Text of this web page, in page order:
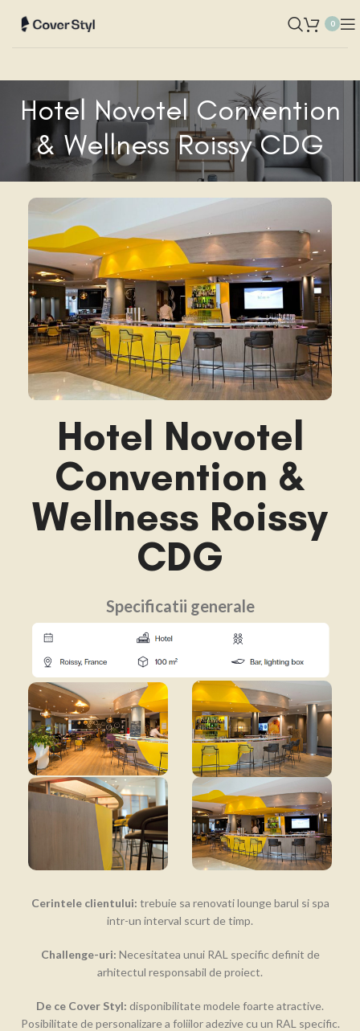
0
Hotel Novotel Convention
& Wellness Roissy CDG
Hotel Novotel
Convention &
Wellness Roissy
CDG
Specificatii generale
Cerintele clientului: trebuie sa renovati lounge barul si spa
intr-un interval scurt de timp.
Challenge-uri: Necesitatea unui RAL specific definit de
arhitectul responsabil de proiect.
De ce Cover Styl: disponibilitate modele foarte atractive.
Posibilitate de personalizare a foliilor adezive cu un RAL specific.